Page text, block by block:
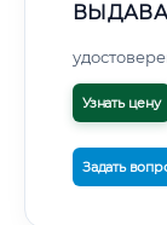
Узнать цену
Задать